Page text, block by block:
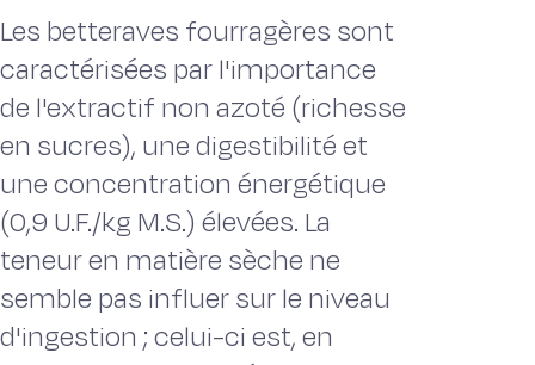
Les betteraves fourragères sont
caractérisées par l'importance
de l'extractif non azoté (richesse
en sucres), une digestibilité et
une concentration énergétique
(0,9 U.F./kg M.S.) élevées. La
teneur en matière sèche ne
semble pas influer sur le niveau
d'ingestion ; celui-ci est, en